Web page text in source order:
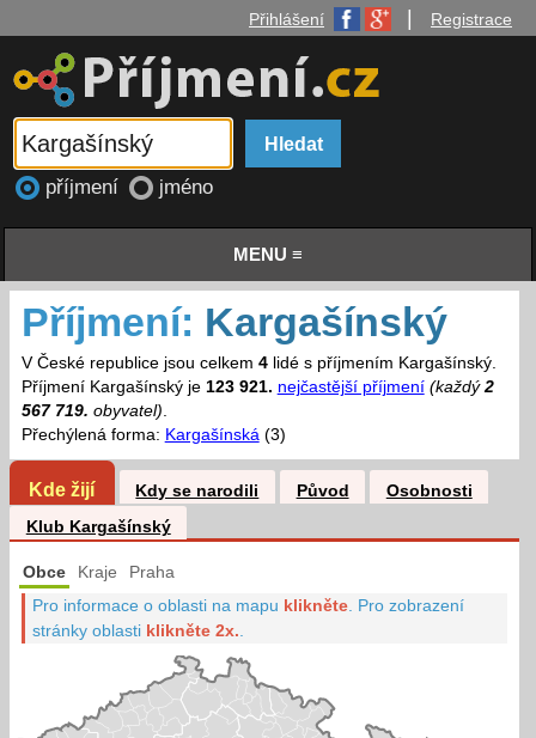
Přihlášení Registrace
příjmení jméno
MENU ≡
Příjmení: Kargašínský
V České republice jsou celkem 4lidé s příjmením Kargašínský.
Příjmení Kargašínský je 123 921. nejčastější příjmení (každý2
567 719. obyvatel).
Přechýlená forma: Kargašínská(3)
Kde žijí Kdy se narodili Původ
Osobnosti
Klub Kargašínský
Obce Kraje Praha
Pro informace o oblasti na mapu klikněte Pro zobrazení
stránky oblasti klikněte 2x.